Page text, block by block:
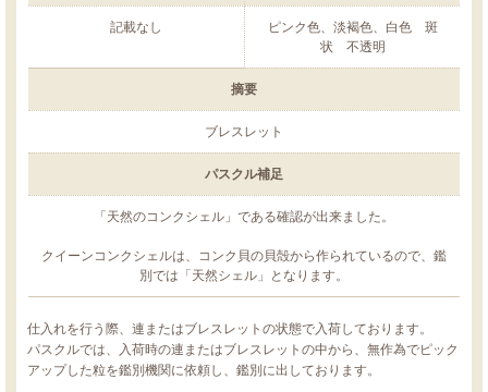
記載なし
ピンク色、淡褐色、白色 斑
状 不透明
摘要
ブレスレット
パスクル補足
「天然のコンクシェル」である確認が出来ました。
クイーンコンクシェルは、コンク貝の貝殻から作られているので、鑑
別では「天然シェル」となります。
仕入れを行う際、連またはブレスレットの状態で入荷しております。
パスクルでは、入荷時の連またはブレスレットの中から、無作為でピック
アップした粒を鑑別機関に依頼し、鑑別に出しております。